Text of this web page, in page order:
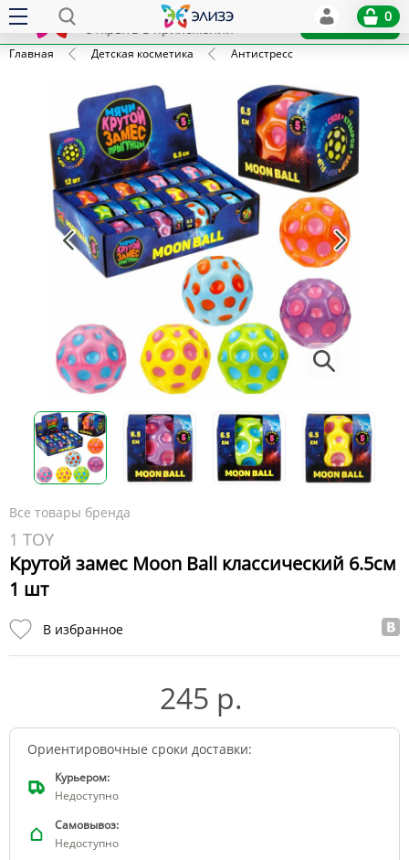
x
Открыть в приложении
Установить
0
Главная Детская косметика Антистресс
Все товары бренда
1 TOY
Крутой замес Moon Ball классический 6.5см
1 шт
В избранное
245 р.
Ориентировочные сроки доставки:
Курьером:
Недоступно
Самовывоз:
Недоступно